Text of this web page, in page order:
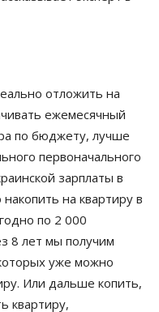
отложить на
ежемесячный
по бюджету, лучше
первоначального
зарплаты в
на квартиру в
по 2 000
8 лет мы получим
уже можно
Или дальше копить,
квартиру,